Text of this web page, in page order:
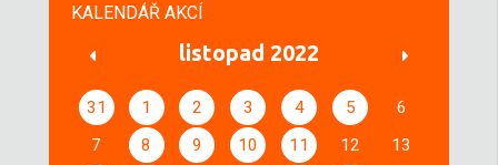
KALENDÁŘ AKCÍ
listopad 2022
31 1 2 3 4 5
6
7
8 9 10 11 12
13